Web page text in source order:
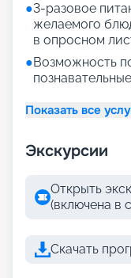
●3-разовое
желаемого
в опросном
●Возможность
Показать все
Экскурсии
Открыть
(включена в
Скачать